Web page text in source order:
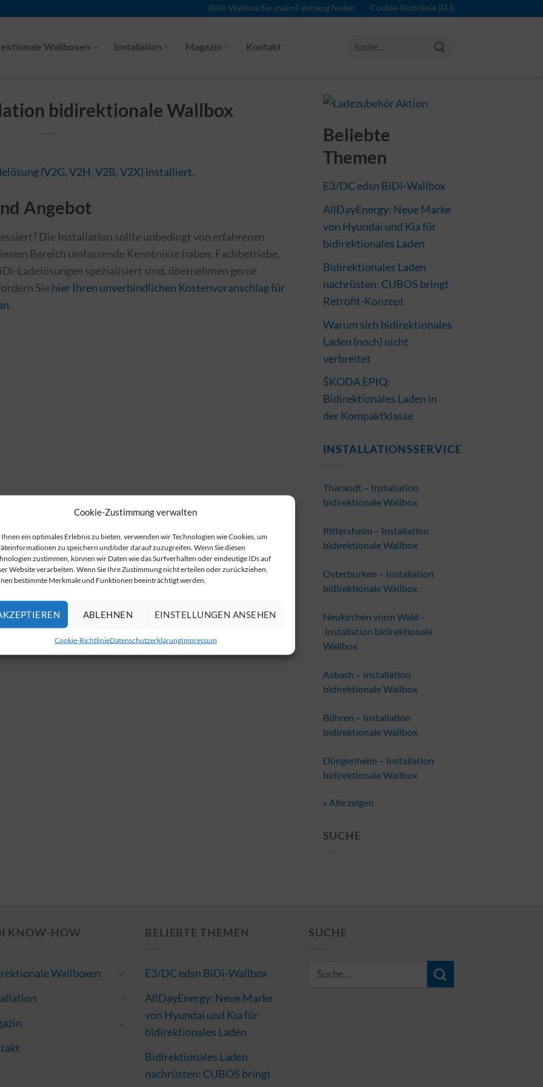
Cookie-Zustimmung verwalten
Ihnen ein optimales Erlebnis zu bieten, verwenden wir Technologien wie Cookies, um
zu speichern und/oder darauf zuzugreifen. Wenn Sie diesen
zustimmen, können wir Daten wie das Surfverhalten oder eindeutige IDs auf
Website verarbeiten. Wenn Sie Ihre Zustimmung nicht erteilen oder zurückziehen,
bestimmte Merkmale und Funktionen beeinträchtigt werden.
ABLEHNEN EINSTELLUNGEN ANSEHEN
Cookie-RichtlinieDatenschutzerklärungImpressum
BiDi-Wallbox für mein Fahrzeug finden Cookie-Richtlinie (EU)
Wallboxen Installation Magazin Kontakt
bidirektionale Wallbox
Angebot
Die Installation sollte unbedingt von erfahrenen
Bereich umfassende Kenntnisse haben. Fachbetriebe,
Ladelösungen spezialisiert sind, übernehmen gerne
Siehier Ihren unverbindlichen Kostenvoranschlag für
.
Beliebte
Themen
E3/DC edsn BiDi-Wallbox
AllDayEnergy: Neue Marke
von Hyundai und Kia für
bidirektionales Laden
Bidirektionales Laden
nachrüsten: CUBOS bringt
Retrofit-Konzept
Warum sich bidirektionales
Laden (noch) nicht
verbreitet
ŠKODA EPIQ:
Bidirektionales Laden in
der Kompaktklasse
INSTALLATIONSSERVICE
Tharandt – Installation
bidirektionale Wallbox
Rittersheim – Installation
bidirektionale Wallbox
Osterburken – Installation
bidirektionale Wallbox
Neukirchen vorm Wald –
Installation bidirektionale
Wallbox
Asbach – Installation
bidirektionale Wallbox
Bühren – Installation
bidirektionale Wallbox
Düngenheim – Installation
bidirektionale Wallbox
» Alle zeigen
SUCHE
KNOW-HOW
Wallboxen
BELIEBTE THEMEN
E3/DC edsn BiDi-Wallbox
AllDayEnergy: Neue Marke
von Hyundai und Kia für
bidirektionales Laden
Bidirektionales Laden
nachrüsten: CUBOS bringt
SUCHE